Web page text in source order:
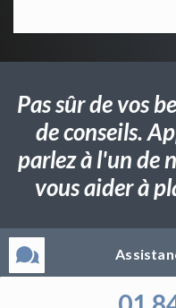
Pas sûr de vos
de conseils.
parlez à l'un de
vous aider à